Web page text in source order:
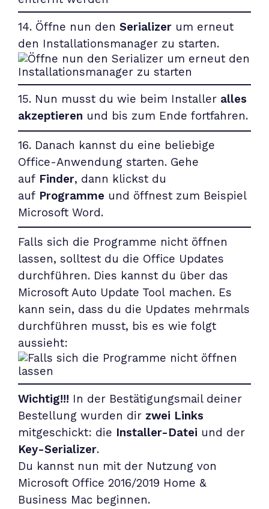
14. Öffne nun den Serializer um erneut
den Installationsmanager zu starten.
15. Nun musst du wie beim Installer alles
akzeptieren und bis zum Ende fortfahren.
16. Danach kannst du eine beliebige
Office-Anwendung starten. Gehe
auf Finder, dann klickst du
auf Programme und öffnest zum Beispiel
Microsoft Word.
Falls sich die Programme nicht öffnen
lassen, solltest du die Office Updates
durchführen. Dies kannst du über das
Microsoft Auto Update Tool machen. Es
kann sein, dass du die Updates mehrmals
durchführen musst, bis es wie folgt
aussieht:
Wichtig!!! In der Bestätigungsmail deiner
Bestellung wurden dir zwei Links
mitgeschickt: die Installer-Datei und der
Key-Serializer.
Du kannst nun mit der Nutzung von
Microsoft Office 2016/2019 Home &
Business Mac beginnen.